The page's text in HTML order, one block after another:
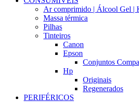
Ar comprimido | Álcool Gel |
Massa térmica
Pilhas
Tinteiros
Canon
Epson
Conjuntos
Hp
Originais
Regenerados
PERIFÉRICOS